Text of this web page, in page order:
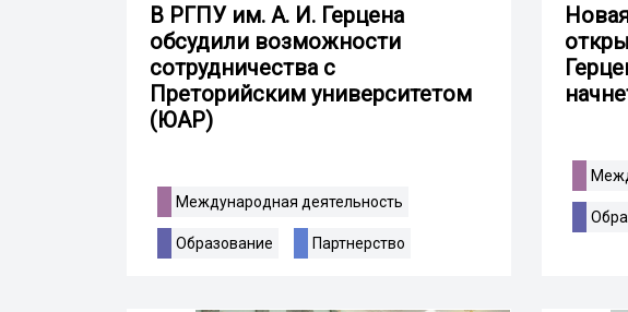
В РГПУ им. А. И. Герцена
обсудили возможности
сотрудничества с
Преторийским университетом
(ЮАР)
Международная деятельность
Образование Партнерство